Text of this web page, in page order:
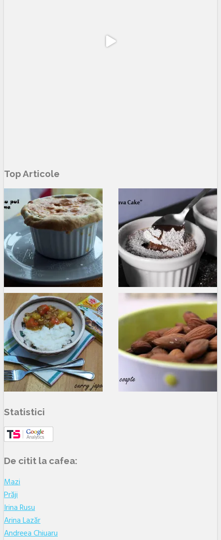
Top Articole
Statistici
De citit la cafea:
Mazi
Prăji
Irina Rusu
Arina Lazăr
Andreea Chiuaru